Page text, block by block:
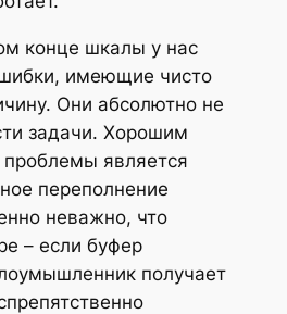
конце шкалы у нас
имеющие чисто
Они абсолютно не
задачи. Хорошим
является
переполнение
неважно, что
– если буфер
получает